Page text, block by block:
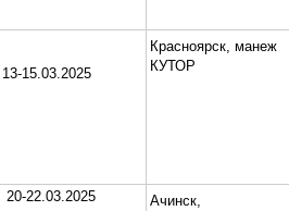
13-15.03.2025
Красноярск, манеж
КУТОР
20-22.03.2025
Ачинск,